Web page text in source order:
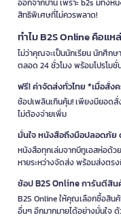
ออกจากบ้าน เพราะ b2s มีทั้ง
สิทธิพิเศษที่ไม่ควรพลาด!
ทำไม B2S Online คือแ
ไม่ว่าคุณจะเป็นนักเรียน นักศึก
ตลอด 24 ชั่วโมง พร้อมโปรโม
ฟรี! ค่าจัดส่งทั่วไทย *เมื่อสั่
ช้อปเพลินเกินคุ้ม! เพียงมียอด
ไม่ต้องจ่ายเพิ่ม
มั่นใจ หนังสือถึงมือปลอดภัย
หนังสือทุกเล่มจากบีทูเอสห่อด้ว
หายระหว่างจัดส่ง พร้อมส่งต
ช้อป B2S Online การันตีสิน
B2S Online ให้คุณเลือกซื้อสินค้
อื่นๆ อีกมากมายได้อย่างมั่นใจ